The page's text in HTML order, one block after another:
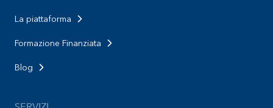
La piattaforma
Formazione Finanziata
Blog